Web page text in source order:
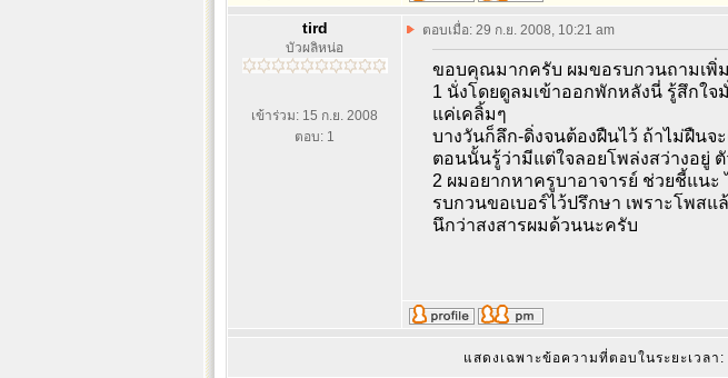
tird
บัวผลิหน่อ
เข้าร่วม: 15 ก.ย. 2008
ตอบ: 1
ตอบเมื่อ: 29 ก.ย. 2008, 10:21 am
ขอบคุณมากครับ ผมขอรบกวนถามเพิ่
1 นั่งโดยดูลมเข้าออกพักหลังนี่ รู้สึกใจ
แค่เคลิ้มๆ
บางวันก็ลึก-ดิ่งจนต้องฝืนไว้ ถ้าไม่ฝืนจ
ตอนนั้นรู้ว่ามีแต่ใจลอยโพล่งสว่างอยู่
2 ผมอยากหาครูบาอาจารย์ ช่วยชี้แน
รบกวนขอเบอร์ไว้ปรึกษา เพราะโพส
นึกว่าสงสารผมด้วนนะครับ
แสดงเฉพาะข้อความที่ตอบในระยะเวลา: